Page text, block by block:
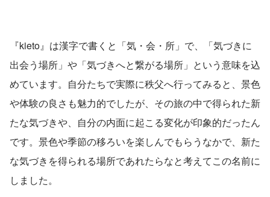
『kieto』は漢字で書くと「気・会・所」で、「気づきに
出会う場所」や「気づきへと繋がる場所」という意味を込
めています。自分たちで実際に秩父へ行ってみると、景色
や体験の良さも魅力的でしたが、その旅の中で得られた新
たな気づきや、自分の内面に起こる変化が印象的だったん
です。景色や季節の移ろいを楽しんでもらうなかで、新た
な気づきを得られる場所であれたらなと考えてこの名前に
しました。